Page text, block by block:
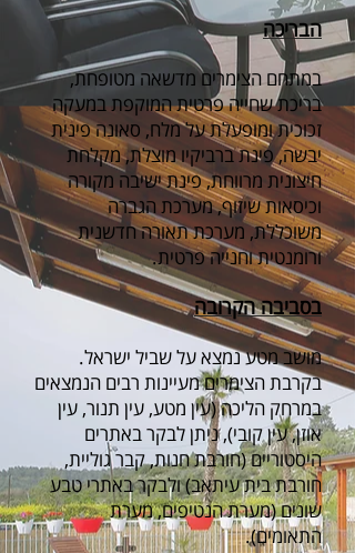
הבריכה
במתחם הצימרים מדשאה מטופחת,
בריכת שחייה פרטית המוקפת במעקה
זכוכית ומופעלת על מלח, סאונה פינית
יבשה, פינת ברביקיו מוצלת, מקלחת
חיצונית מרווחת, פינת ישיבה מקורה
וכיסאות שיזוף, מערכת הגברה
משוכללת, מערכת תאורה חדשנית
ורומנטית וחנייה פרטית.
בסביבה הקרובה
מושב מטע נמצא על שביל ישראל.
בקרבת הצימרים מעיינות רבים הנמצאים
במרחק הליכה (עין מטע, עין תנור, עין
אוזן, עין קובי), ניתן לבקר באתרים
היסטוריים (חורבת חנות, קבר גוליית,
חורבת בית עיתאב) ולבקר באתרי טבע
שונים (מערת הנטיפים, מערת
התאומים).